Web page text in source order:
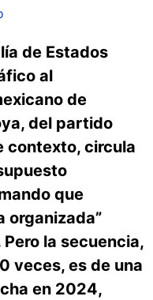
de Estados
al
de
del partido
contexto, circula
que
organizada”
Pero la secuencia,
veces, es de una
en 2024,